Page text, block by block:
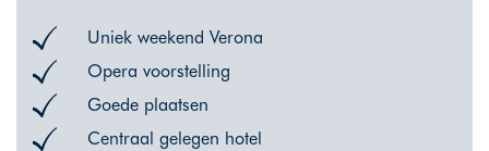
Uniek weekend Verona
Opera voorstelling
Goede plaatsen
Centraal gelegen hotel